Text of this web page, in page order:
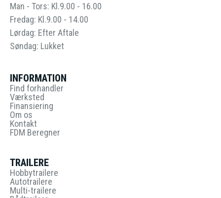
Man - Tors: Kl.9.00 - 16.00
Fredag: Kl.9.00 - 14.00
Lørdag: Efter Aftale
Søndag: Lukket
INFORMATION
Find forhandler
Værksted
Finansiering
Om os
Kontakt
FDM Beregner
TRAILERE
Hobbytrailere
Autotrailere
Multi-trailere